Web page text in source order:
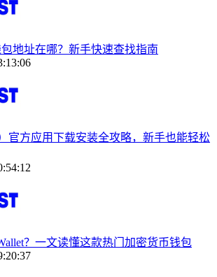
包地址在哪？新手快速查找指南
官方应用下载安装全攻略，新手也能轻松
？一文读懂这款热门加密货币钱包